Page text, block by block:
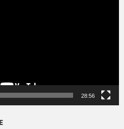
28:56